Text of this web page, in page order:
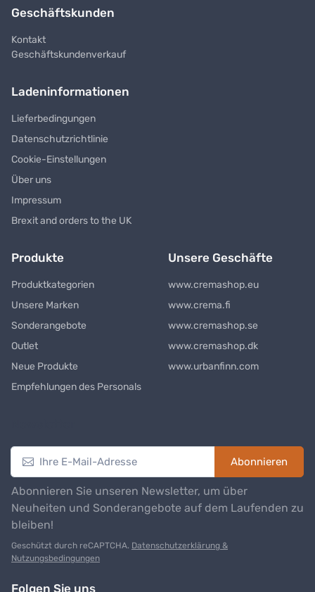
Geschäftskunden
Kontakt
Geschäftskundenverkauf
Ladeninformationen
Lieferbedingungen
Datenschutzrichtlinie
Cookie-Einstellungen
Über uns
Impressum
Brexit and orders to the UK
Produkte
Produktkategorien
Unsere Marken
Sonderangebote
Outlet
Neue Produkte
Empfehlungen des Personals
Unsere Geschäfte
www.cremashop.eu
www.crema.fi
www.cremashop.se
www.cremashop.dk
www.urbanfinn.com
Abonnieren
Abonnieren Sie unseren Newsletter, um über
Neuheiten und Sonderangebote auf dem Laufenden zu
bleiben!
Geschützt durch reCAPTCHA. Datenschutzerklärung &
Nutzungsbedingungen
Folgen Sie uns